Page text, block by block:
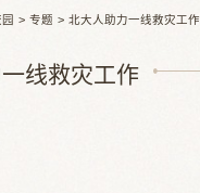
> 专题 > 北大人助力一线救灾工作
线救灾工作